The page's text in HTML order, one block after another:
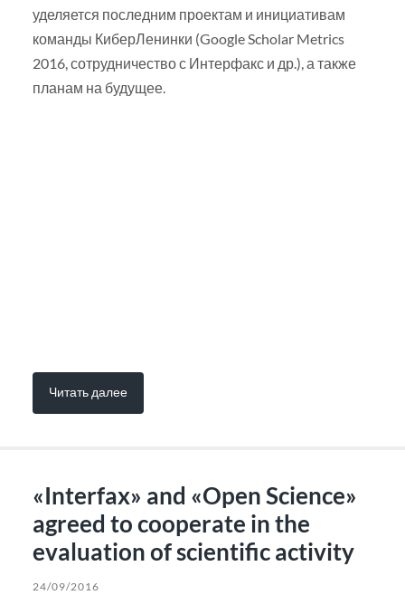
уделяется последним проектам и инициативам
команды КиберЛенинки (Google Scholar Metrics
2016, сотрудничество с Интерфакс и др.), а также
планам на будущее.
Читать далее
«Interfax» and «Open Science»
agreed to cooperate in the
evaluation of scientific activity
24/09/2016